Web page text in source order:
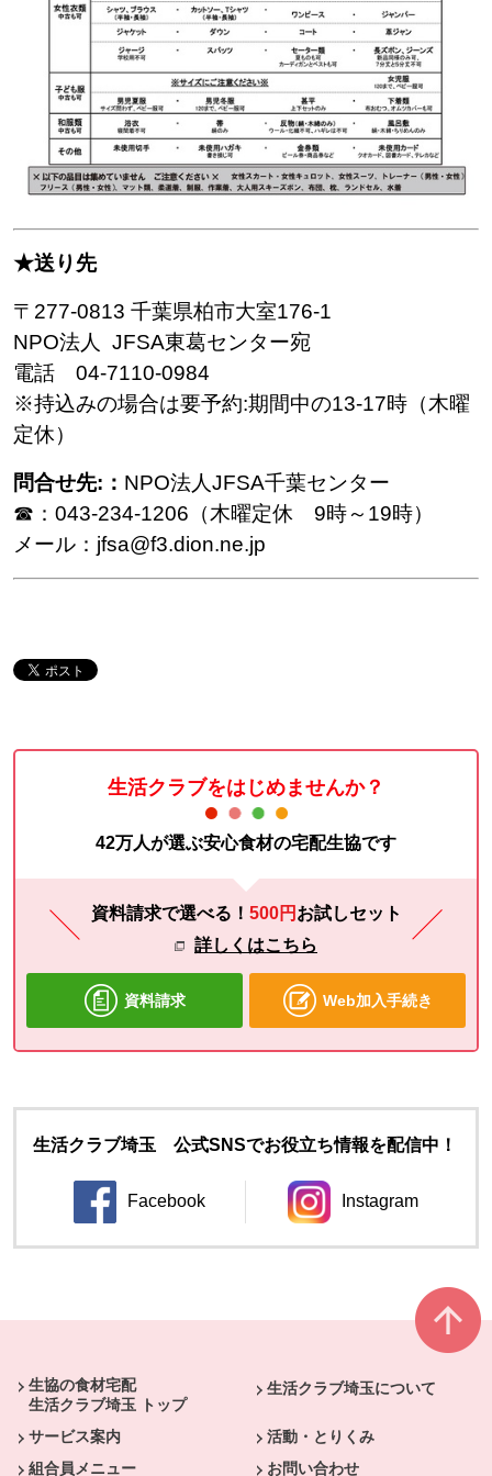
★送り先
〒277-0813 千葉県柏市大室176-1
NPO法人 JFSA東葛センター宛
電話 04-7110-0984
※持込みの場合は要予約:期間中の13-17時（木曜
定休）
問合せ先: ： NPO法人JFSA千葉センター
☎： 043-234-1206（木曜定休 9時～19時）
メール：jfsa@f3.dion.ne.jp
生活クラブをはじめませんか？
42万人が選ぶ安心食材の宅配生協です
資料請求で選べる！ 500円 お試しセット
詳しくはこちら
資料請求 Web加入手続き
生活クラブ埼玉 公式SNSでお役立ち情報を配信中！
Facebook
別のウィンドウで開きます。
Instagram
別のウィンドウ
生協の食材宅配
生活クラブ埼玉 トップ
生活クラブ埼玉について
サービス案内
活動・とりくみ
組合員メニュー
お問い合わせ